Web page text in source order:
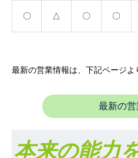
〇 △ 〇 〇
最新の営業情報は、下記ページよ
最新の営
本来の能力